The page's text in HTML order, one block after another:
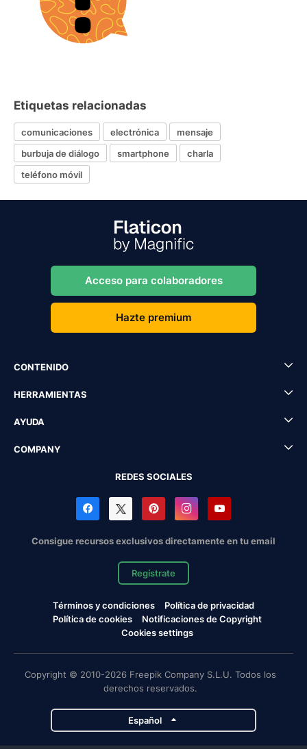
Etiquetas relacionadas
comunicaciones electrónica
mensaje
burbuja de diálogo
smartphone
charla
teléfono móvil
Acceso para colaboradores
Hazte premium
CONTENIDO
HERRAMIENTAS
AYUDA
COMPANY
REDES SOCIALES
Consigue recursos exclusivos directamente en tu email
Regístrate
Términos y condiciones
Política de privacidad
Política de cookies
Notificaciones de Copyright
Cookies settings
Copyright © 2010-2026 Freepik Company S.L.U. Todos los
derechos reservados.
Español